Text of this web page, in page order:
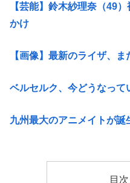
【芸能】鈴木紗理奈（49
かけ
【画像】最新のライザ、ま
ベルセルク、今どうなって
九州最大のアニメイトが
目次